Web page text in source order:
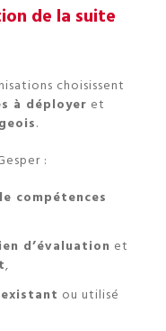
de la suite
choisissent
à déployer et
.
:
compétences
d’évaluation et
,
ou utilisé